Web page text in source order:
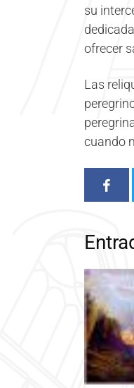
su
ofrecer
Las
cuando